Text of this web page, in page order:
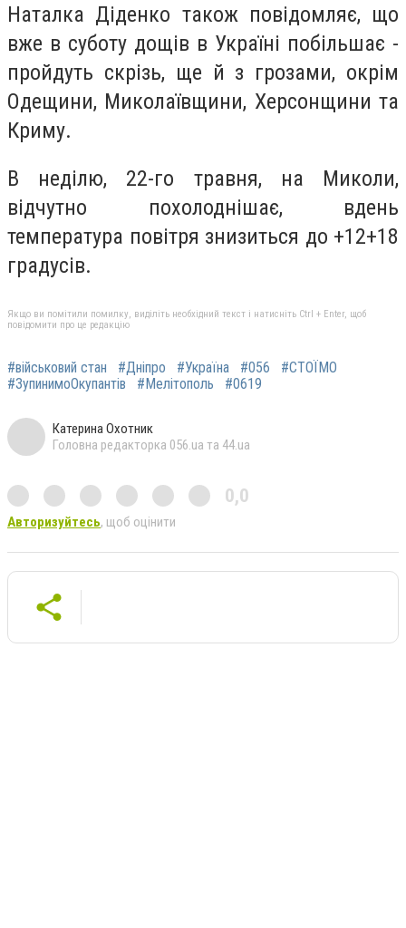
Наталка Діденко також повідомляє, що
вже в суботу дощів в Україні побільшає -
пройдуть скрізь, ще й з грозами, окрім
Одещини, Миколаївщини, Херсонщини та
Криму.
В неділю, 22-го травня, на Миколи,
відчутно похолоднішає, вдень
температура повітря знизиться до +12+18
градусів.
Якщо ви помітили помилку, виділіть необхідний текст і натисніть Ctrl + Enter, щоб
повідомити про це редакцію
#військовий стан #Дніпро #Україна #056
#СТОЇМО
#ЗупинимоОкупантів
#Мелітополь #0619
Катерина Охотник
Головна редакторка 056.ua та 44.ua
0,0
Авторизуйтесь, щоб оцінити